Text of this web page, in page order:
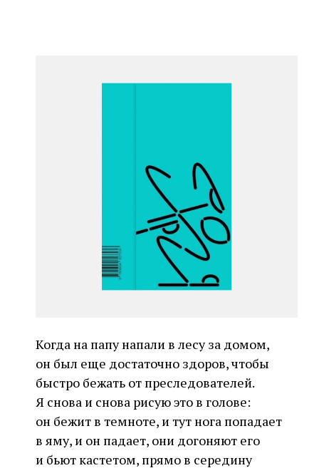
Когда на папу напали в лесу за домом,
он был еще достаточно здоров, чтобы
быстро бежать от преследователей.
Я снова и снова рисую это в голове:
он бежит в темноте, и тут нога попадает
в яму, и он падает, они догоняют его
и бьют кастетом, прямо в середину